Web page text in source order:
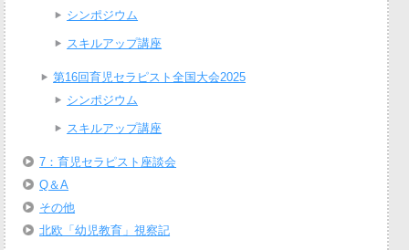
シンポジウム
スキルアップ講座
第16回育児セラピスト全国大会2025
シンポジウム
スキルアップ講座
7：育児セラピスト座談会
Q＆A
その他
北欧「幼児教育」視察記